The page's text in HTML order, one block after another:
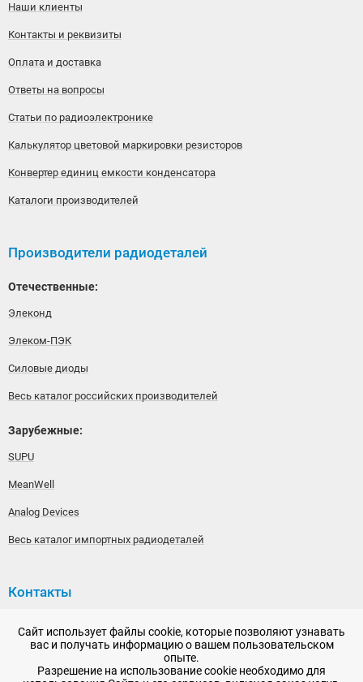
Наши клиенты
Контакты и реквизиты
Оплата и доставка
Ответы на вопросы
Статьи по радиоэлектронике
Калькулятор цветовой маркировки резисторов
Конвертер единиц емкости конденсатора
Каталоги производителей
Производители радиодеталей
Отечественные:
Элеконд
Элеком-ПЭК
Силовые диоды
Весь каталог российских производителей
Зарубежные:
SUPU
MeanWell
Analog Devices
Весь каталог импортных радиодеталей
Контакты
192148, г. Санкт-Петербург, Железнодорожный проспект,
дом 36
+7 (812) 565-06-52
Сайт использует файлы cookie, которые позволяют узнавать
вас и получать информацию о вашем пользовательском
опыте.
Разрешение на использование cookie необходимо для